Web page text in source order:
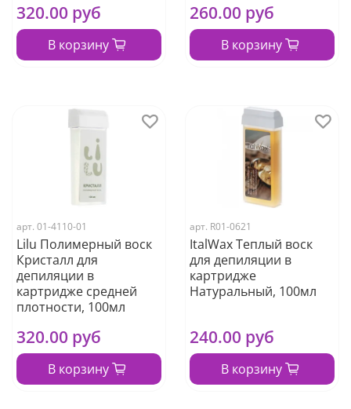
320.00 руб
В корзину
260.00 руб
В корзину
арт. 01-4110-01
Lilu Полимерный воск
Кристалл для
депиляции в
картридже средней
плотности, 100мл
320.00 руб
В корзину
арт. R01-0621
ItalWax Теплый воск
для депиляции в
картридже
Натуральный, 100мл
240.00 руб
В корзину